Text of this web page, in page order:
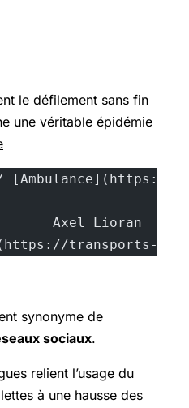
le défilement sans fin
une véritable épidémie
](https://transports-
synonyme de
sociaux.
relient l’usage du
à une hausse des